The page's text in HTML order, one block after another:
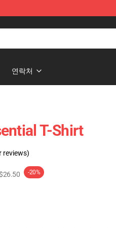
연락처
T-Shirt
reviews)
-20%